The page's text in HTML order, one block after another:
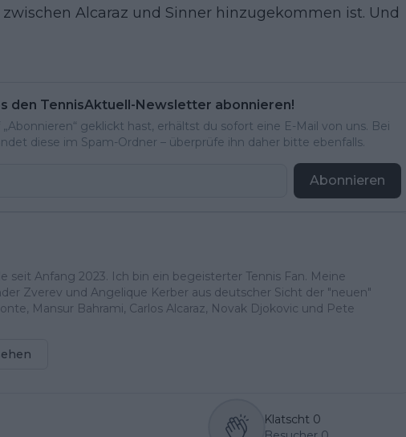
Alcaraz und Sinner hinzugekommen ist. Und
den TennisAktuell-Newsletter abonnieren!
geklickt hast, erhältst du sofort eine E-Mail von uns. Bei
diese im Spam-Ordner – überprüfe ihn daher bitte ebenfalls.
Abonnieren
seit Anfang 2023. Ich bin ein begeisterter Tennis Fan. Meine
Zverev und Angelique Kerber aus deutscher Sicht der "neuen"
Mansur Bahrami, Carlos Alcaraz, Novak Djokovic und Pete
Klatscht 0